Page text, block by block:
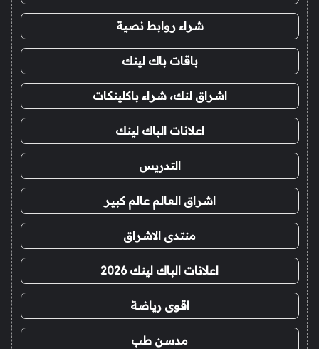
شراء روابط نصية
باقات باك لينك
اشراق لنك، شراء باكلينكات
اعلانات الباك لينك
التدريس
اشراق العالم عالم كبير
منتدى الاشراق
اعلانات الباك لينك 2026
اقوى رياضة
مدسن طب